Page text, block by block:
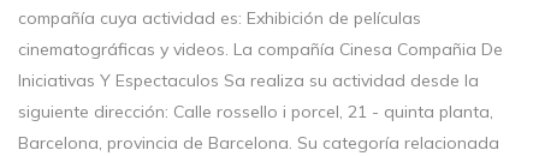
compañía cuya actividad es: Exhibición de películas
cinematográficas y videos. La compañía Cinesa Compañia De
Iniciativas Y Espectaculos Sa realiza su actividad desde la
siguiente dirección: Calle rossello i porcel, 21 - quinta planta,
Barcelona, provincia de Barcelona. Su categoría relacionada